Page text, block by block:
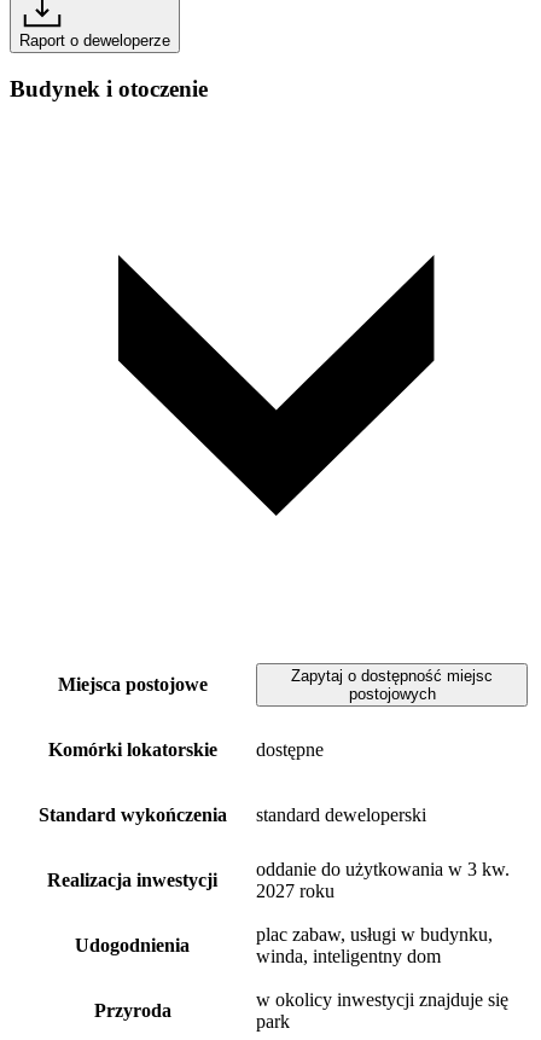
Raport o deweloperze
Budynek i otoczenie
Miejsca postojowe
Zapytaj o dostępność miejsc
postojowych
Komórki lokatorskie dostępne
Standard wykończenia standard deweloperski
Realizacja inwestycji
oddanie do użytkowania w 3 kw.
2027 roku
Udogodnienia
plac zabaw, usługi w budynku,
winda, inteligentny dom
Przyroda
w okolicy inwestycji znajduje się
park